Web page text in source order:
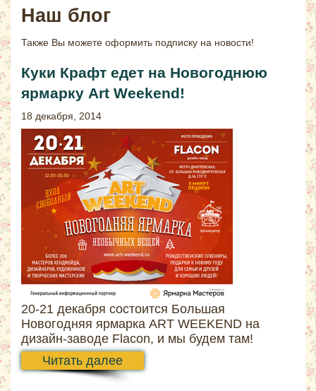
Наш блог
Также Вы можете оформить подписку на новости!
Куки Крафт едет на Новогоднюю
ярмарку Art Weekend!
18 декабря, 2014
20-21 декабря состоится Большая
Новогодняя ярмарка ART WEEKEND на
дизайн-заводе Flacon, и мы будем там!
Читать далее